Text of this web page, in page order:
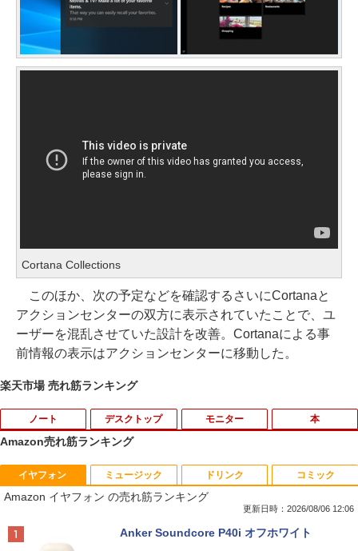
Cortana Collections
このほか、次の予定などを確認するさいにCortanaと
アクションセンターの双方に表示されていたことで、ユ
ーザーを混乱させていた設計を改善。Cortanaによる事
前情報の表示はアクションセンターに移動した。
楽天市場 売れ筋ランキング
ノート
1
中古パソコン | Dell | Latitude 3500 | Wi
ndows11 | ノートPC | 一年保証 | 第8世
代 | Core i5-8265U 1.6(〜最大3.9)GHz |
ライブ非搭載 | 無線LAN:あり | Webカメ
デスクトップ
1
エアリア 世田谷電器 世田谷の給水塔 キ
ーボード用メンテナンスツール キーキャ
ップ外し スイッチプラー AR-REMOVE
￥1,580
モニター
1
【マラソンセール期間中ポイント5倍】中
古モニター 19〜27インチ サイズ選択可
能 HDMI / DisplayPort / VGA / DVI 端子
ブモニターにおすすめ 動作確認済み 30
本
1
2027 近江兄弟社中学校・直前対策合格セ
ット問題集(5冊) 中学受験 過去問の傾向
と対策 / 参考書 自宅学習 送料無料 / 受験
Amazon売れ筋ランキング
イヤフォン
Amazon イヤフォン の売れ筋ランキング
更新日時：2026/08/06 12:06
Anker Soundcore P40i オフホワイト
ミュージック ドリンク コミック